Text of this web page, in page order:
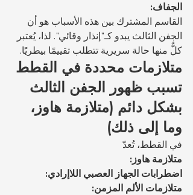
الجفاف:
القاسم المشترك بين هذه الأسباب هو أن
الجفن الثالث يبدو كـ"إنذار وقائي". لذا، يُعتبر
كلٌّ منها حالة سريرية تتطلب تقييمًا بيطريًا.
متلازمات محددة في القطط
تسبب ظهور الجفن الثالث
بشكل دائم (متلازمة هاوز،
وما إلى ذلك)
في القطط، تُعدّ
متلازمة هاوز:
اضطرابات الجهاز العصبي اللاإرادي:
متلازمات الألم المزمن: